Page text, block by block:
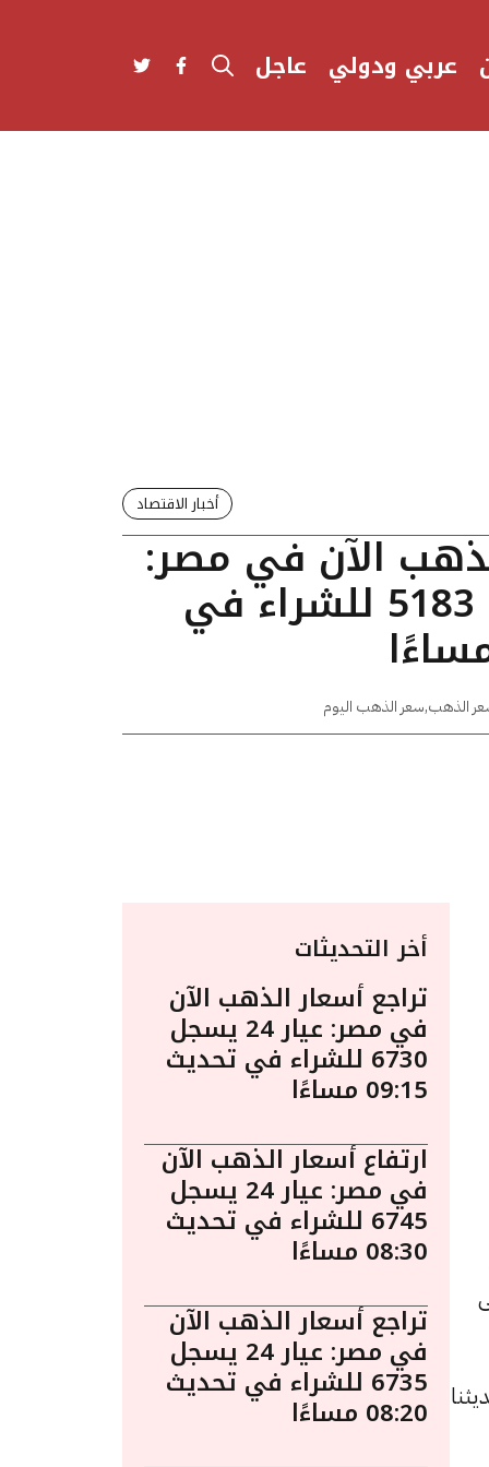
عربي ودولي عاجل
أخبار الاقتصاد
الآن في مصر:
عيار 24 يسجل 5183 للشراء في
الذهب,سعر الذهب اليوم
جنيهات عن تحديثنا
أخر التحديثات
تراجع أسعار الذهب الآن
في مصر: عيار 24 يسجل
6730 للشراء في تحديث
09:15 مساءًا
ارتفاع أسعار الذهب الآن
في مصر: عيار 24 يسجل
6745 للشراء في تحديث
08:30 مساءًا
تراجع أسعار الذهب الآن
في مصر: عيار 24 يسجل
6735 للشراء في تحديث
08:20 مساءًا